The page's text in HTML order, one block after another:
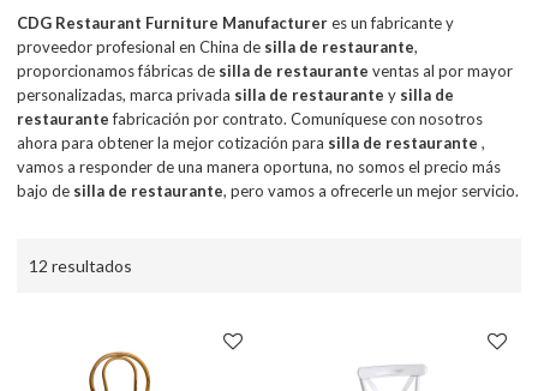
CDG Restaurant Furniture Manufactureres un fabricante y
proveedor profesional en China de silla de restaurante,
proporcionamos fábricas de silla de restaurante ventas al por mayor
personalizadas, marca privada silla de restaurante y silla de
restaurantefabricación por contrato. Comuníquese con nosotros
ahora para obtener la mejor cotización para silla de restaurante ,
vamos a responder de una manera oportuna, no somos el precio más
bajo de silla de restaurante, pero vamos a ofrecerle un mejor servicio.
12 resultados